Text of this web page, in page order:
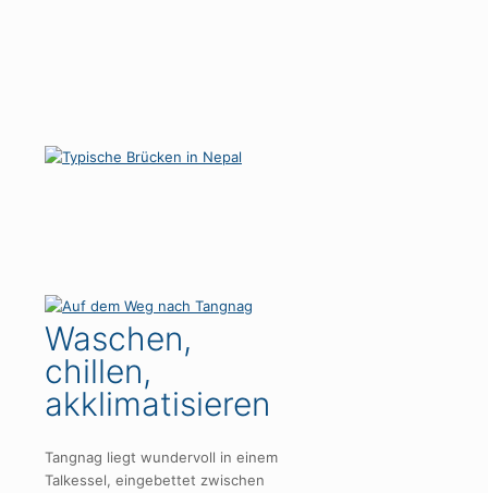
Waschen,
chillen,
akklimatisieren
Tangnag liegt wundervoll in einem
Talkessel, eingebettet zwischen